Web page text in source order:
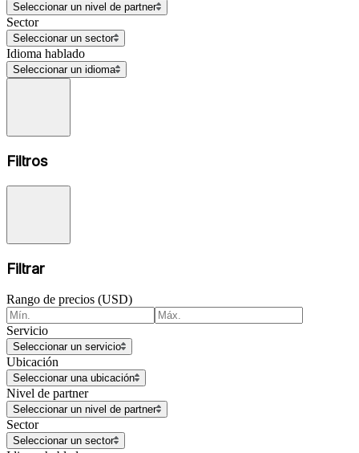
Seleccionar un nivel de partner
Sector
Seleccionar un sector
Idioma hablado
Seleccionar un idioma
Filtros
Filtrar
Rango de precios (USD)
Servicio
Seleccionar un servicio
Ubicación
Seleccionar una ubicación
Nivel de partner
Seleccionar un nivel de partner
Sector
Seleccionar un sector